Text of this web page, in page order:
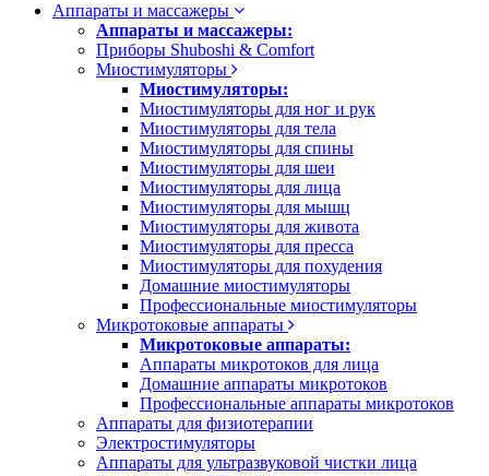
Аппараты и массажеры
Аппараты и массажеры:
Приборы Shuboshi & Comfort
Миостимуляторы
Миостимуляторы:
Миостимуляторы для ног и рук
Миостимуляторы для тела
Миостимуляторы для спины
Миостимуляторы для шеи
Миостимуляторы для лица
Миостимуляторы для мышц
Миостимуляторы для живота
Миостимуляторы для пресса
Миостимуляторы для похудения
Домашние миостимуляторы
Профессиональные миостимуляторы
Микротоковые аппараты
Микротоковые аппараты:
Аппараты микротоков для лица
Домашние аппараты микротоков
Профессиональные аппараты микротоков
Аппараты для физиотерапии
Электростимуляторы
Аппараты для ультразвуковой чистки лица